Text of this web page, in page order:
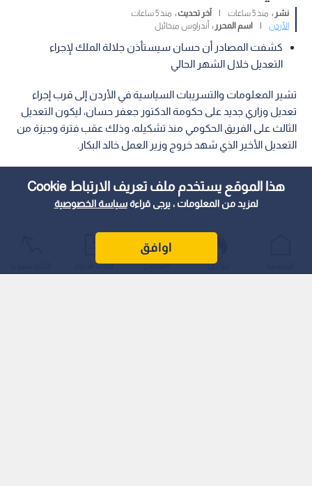
هذا الموقع يستخدم ملف تعريف الارتباط Cookie
لمزيد من المعلومات ، يرجى قراءةسياسة الخصوصية
اوافق
نشر : منذ 5 ساعات | آخر تحديث : منذ 5 ساعات
الأردن
| اسم المحرر :أندراوس ميخائيل
كشفت المصادر أن حسان سيستأذن جلالة الملك لإجراء
التعديل خلال الشهر الحالي
تشير المعلومات والتسريبات السياسية في الأردن إلى قرب إجراء
تعديل وزاري جديد على حكومة الدكتور جعفر حسان، ليكون التعديل
الثالث على الفريق الحكومي منذ تشكيله، وذلك عقب فترة وجيزة من
التعديل الأخير الذي شهد خروج وزير العمل خالد البكار.
عواجل المباشر أحدث الأخبار